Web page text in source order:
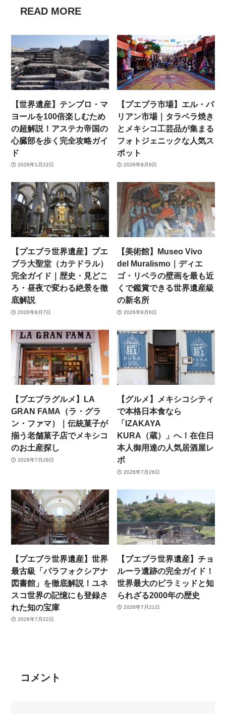
READ MORE
【世界遺産】テンプロ・マ
ヨールを100倍楽しむため
の超解説！アステカ帝国の
心臓部を歩く完全攻略ガイ
ド
2026年1月22日
【プエブラ市場】エル・パ
リアン市場｜タラベラ焼き
とメキシコ工芸品が集まる
フォトジェニックな人気ス
ポット
2026年8月9日
【プエブラ世界遺産】プエ
ブラ大聖堂（カテドラル）
完全ガイド｜歴史・見どこ
ろ・昼夜で変わる絶景を徹
底解説
2026年8月7日
【美術館】Museo Vivo
del Muralismo｜ディエ
ゴ・リベラの壁画を最も近
くで鑑賞できる世界遺産級
の新名所
2026年8月6日
【プエブラグルメ】LA
GRAN FAMA（ラ・グラ
ン・ファマ）｜伝統菓子が
揃う老舗菓子店でメキシコ
のお土産探し
2026年7月29日
【グルメ】メキシコシティ
で本格日本食なら
「IZAKAYA
KURA（蔵）」へ！在住日
本人御用達の人気居酒屋レ
ポ
2026年7月26日
【プエブラ世界遺産】世界
最古級「パラフォクシアナ
図書館」を徹底解説！ユネ
スコ世界の記憶にも登録さ
れた知の宝庫
2026年7月22日
【プエブラ世界遺産】チョ
ルーラ遺跡の完全ガイド！
世界最大のピラミッドと知
られざる2000年の歴史
2026年7月21日
コメント